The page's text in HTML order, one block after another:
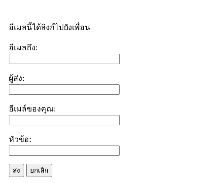
อีเมลนี้ได้ลิงก์ไปยังเพื่อน
อีเมลถึง:
ผู้ส่ง:
อีเมล์ของคุณ:
หัวข้อ:
ส่ง ยกเลิก